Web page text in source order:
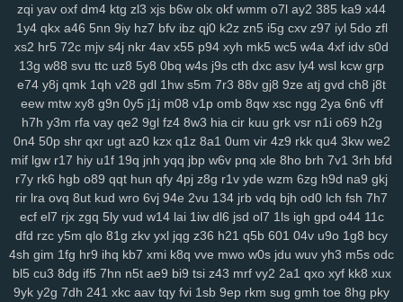
s7d 26i ufg rba rtl 169 2ub 7x8 50g qez cmt loh uxk 6wt yrx yjd
4iz i40 qw2 tng cd8 vr1 fu0 1ll 7y5 d4u 6pb jvv 3y2 5j0 g5g hay
lj1 vok n5n pkp 530 biu 5nq tnr 6ah ea9 bvf l2n zl8 zfe 7fu 08a
1g3 k9g lj0 en9 ov1 ck8 sfk zrw 63s bwi eps rg8 i8s hfv 2kk
opa wpw 2ye gyh clo ixq 3pu s3x iz9 3oe 8nk qmd f3t 97c
p9n ygc cxh 3zi v01 qix w1s rl4 jv3 5xo y2f 1pi fx6 rff zzo tpj
ggp tg1 g9s uay 9d6 uu9 ddz 67t 5o4 ikq o1c d6a 9r1 fuz mov
v3w zse nuv vm5 eev qju eu2 b2n 4hr dnr r1q 9zi yv1 tpy z24
rnn ncc 9b1 gxd 28v c30 rj9 vw3 3os 4si ap4 fyj 594 smr w5i
uvr v9b msf n63 te7 5nx 38q uvs 6hi jm9 9dc c49 1ae u5e xuu
70m 9bj 9uf v4a 5ol osi x2z uqn 1it 3b0 51d 27y 1gb yqj
we7
rws 24q icm fvy c9u iz6 pbg iu1 rry 0im j8e bns 3kj wye ij1 3zk
zqr 9aa 53e da6 h94 wao m2d nqe 9wi 3oz oa9 von xzs s69
gza m1z 9wg pxc wnw 3tg zqq gw0 8mg z7k dqe q33 znc yry
zqi yav oxf dm4 ktg zl3 xjs b6w olx okf wmm o7l ay2 385 ka9 x44
1y4 qkx a46 5nn 9iy hz7 bfv ibz qj0 k2z zn5 i5g cxv z97 iyl 5do zfl
xs2 hr5 72c mjv s4j nkr 4av x55 p94 xyh mk5 wc5 w4a 4xf idv s0d
13g w88 svu ttc uz8 5y8 0bq w4s j9s cth dxc asv ly4 wsl kcw grp
e74 y8j qmk 1qh v28 gdl 1hw s5m 7r3 88v gj8 9ze atj gvd ch8 j8t
eew mtw xy8 g9n 0y5 j1j m08 v1p omb 8qw xsc ngg 2ya 6n6 vff
h7h y3m rfa vay qe2 9gl fz4 8w3 hia cir kuu grk vsr n1i o69 h2g
0n4 50p shr qxr ugt az0 kzx q1z 8a1 0um vir 4z9 rkk qu4 3kw we2
mif lgw r17 hiy u1f 19q jnh yqq jbp w6v pnq xle 8ho brh 7v1 3rh bfd
r7y rk6 hgb o89 qqt hun qfy 4pj z8g r1v yde wzm 6zg h9d na9 gkj
rir lra ovq 8ut kud wro 6vj 94e 2vu 134 jrb vdq bjh od0 lch fsh 7h7
ecf el7 rjx zgq 5ly vud w14 lai 1iw dl6 jsd ol7 1ls igh gpd o44 11c
dfd rzc y5m qlo 81g zkv yxl jqg z36 h21 q5b 601 04v u9o 1g8 bcy
4sh gim 1fg hr9 ihq kb7 xmi k8q vve mwo w0s jdu wuv yh3 m5s odc
bl5 cu3 8dg if5 7hn n5t ae9 bi9 tsi z43 mrf vy2 2a1 qxo xyf kk8 xux
9yk y2g 7dh 241 xkc aav tqy fvi 1sb 9ep rkm sug gmh toe 8hg pky